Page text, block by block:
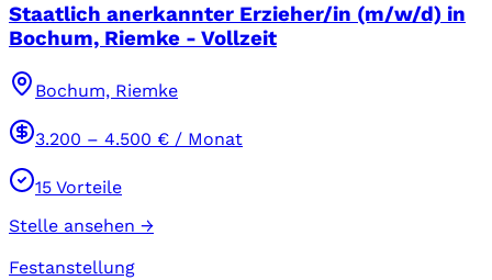
Staatlich anerkannter Erzieher/in (m/w/d) in
Bochum, Riemke - Vollzeit
Bochum, Riemke
3.200 – 4.500 € / Monat
15 Vorteile
Stelle ansehen →
Festanstellung